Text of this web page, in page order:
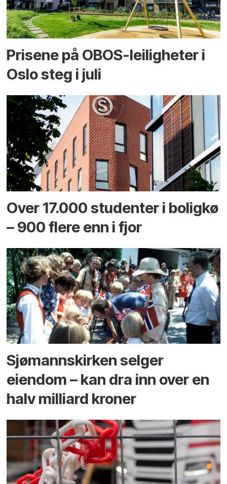
Prisene på OBOS-leiligheter i
Oslo steg i juli
Over 17.000 studenter i boligkø
– 900 flere enn i fjor
Sjømannskirken selger
eiendom – kan dra inn over en
halv milliard kroner